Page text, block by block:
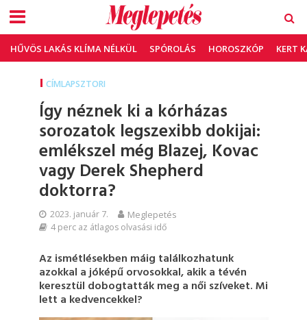
HŰVÖS LAKÁS KLÍMA NÉLKÜL SPÓROLÁS HOROSZKÓP KERT
CÍMLAPSZTORI
Így néznek ki a kórházas
sorozatok legszexibb dokijai:
emlékszel még Blazej, Kovac
vagy Derek Shepherd
doktorra?
2023. január 7. Meglepetés
4 perc az átlagos olvasási idő
Az ismétlésekben máig találkozhatunk
azokkal a jóképű orvosokkal, akik a tévén
keresztül dobogtatták meg a női szíveket. Mi
lett a kedvencekkel?